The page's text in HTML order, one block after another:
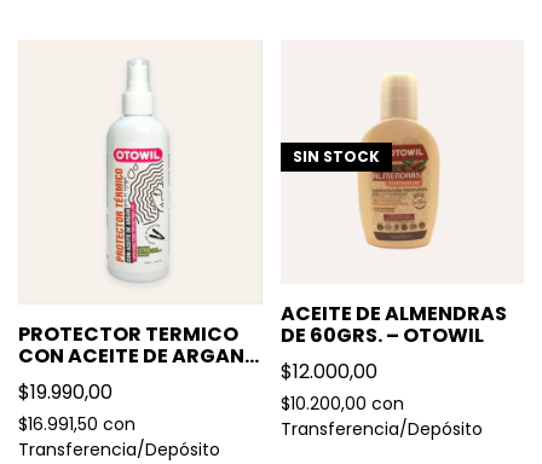
PROTECTOR TERMICO
CON ACEITE DE ARGAN –
OTOWIL
$19.990,00
$16.991,50 con
Transferencia/Depósito
SIN STOCK
ACEITE DE ALMENDRAS
DE 60GRS. – OTOWIL
$12.000,00
$10.200,00 con
Transferencia/Depósito